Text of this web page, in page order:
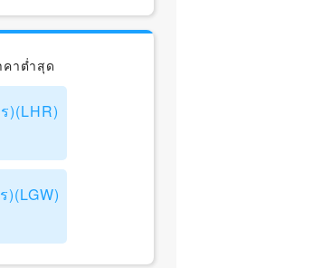
าต่ำสุด
)(LHR)